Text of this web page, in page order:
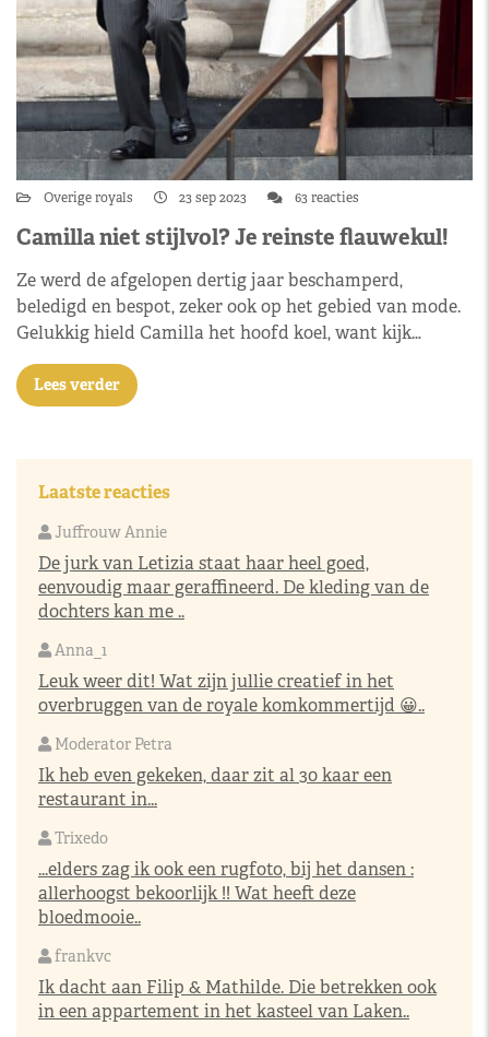
Overige royals 23 sep 2023 63 reacties
Camilla niet stijlvol? Je reinste flauwekul!
Ze werd de afgelopen dertig jaar beschamperd,
beledigd en bespot, zeker ook op het gebied van mode.
Gelukkig hield Camilla het hoofd koel, want kijk…
Lees verder
Laatste reacties
Juffrouw Annie
De jurk van Letizia staat haar heel goed,
eenvoudig maar geraffineerd. De kleding van de
dochters kan me ..
Anna_1
Leuk weer dit! Wat zijn jullie creatief in het
overbruggen van de royale komkommertijd 😀..
Moderator Petra
Ik heb even gekeken, daar zit al 30 kaar een
restaurant in...
Trixedo
...elders zag ik ook een rugfoto, bij het dansen :
allerhoogst bekoorlijk !! Wat heeft deze
bloedmooie..
frankvc
Ik dacht aan Filip & Mathilde. Die betrekken ook
in een appartement in het kasteel van Laken..